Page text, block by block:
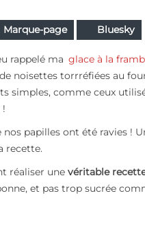
Marque-page Bluesky
rappelé ma glace à la
noisettes torrréfiées au
simples, comme ceux
papilles ont été ravies !
recette.
réaliser une véritable
et pas trop sucrée